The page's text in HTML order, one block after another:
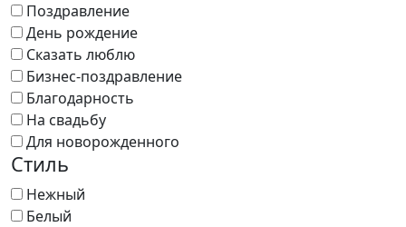
Поздравление
День рождение
Сказать люблю
Бизнес-поздравление
Благодарность
На свадьбу
Для новорожденного
Стиль
Нежный
Белый